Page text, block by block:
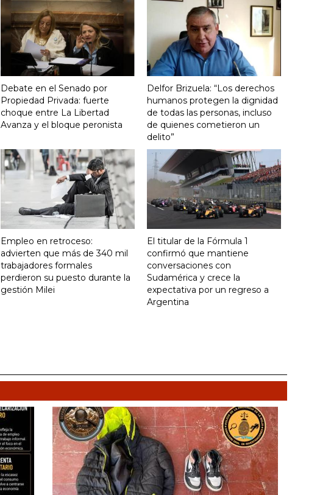
Debate en el Senado por
Propiedad Privada: fuerte
choque entre La Libertad
Avanza y el bloque peronista
Delfor Brizuela: “Los derechos
humanos protegen la dignidad
de todas las personas, incluso
de quienes cometieron un
delito”
Empleo en retroceso:
advierten que más de 340 mil
trabajadores formales
perdieron su puesto durante la
gestión Milei
El titular de la Fórmula 1
confirmó que mantiene
conversaciones con
Sudamérica y crece la
expectativa por un regreso a
Argentina